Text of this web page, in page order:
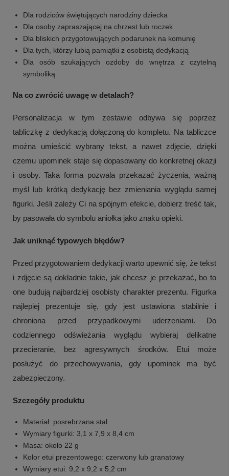
Dla rodziców świętujących narodziny dziecka
Dla osoby zapraszającej na chrzest lub roczek
Dla bliskich przygotowujących podarunek na komunię
Dla tych, którzy lubią pamiątki z osobistą dedykacją
Dla osób szukających ozdoby do wnętrza z czytelną
symboliką
Na co zwrócić uwagę w detalach?
Personalizacja w tym zestawie odbywa się poprzez
tabliczkę z dedykacją dołączoną do kompletu. Na tabliczce
można umieścić wybrany tekst, a nawet zdjęcie, dzięki
czemu upominek staje się dopasowany do konkretnej okazji
i osoby. Taka forma pozwala przekazać życzenia, ważną
myśl lub krótką dedykację bez zmieniania wyglądu samej
figurki. Jeśli zależy Ci na spójnym efekcie, dobierz treść tak,
by pasowała do symbolu aniołka jako znaku opieki.
Jak uniknąć typowych błędów?
Przed przygotowaniem dedykacji warto upewnić się, że tekst
i zdjęcie są dokładnie takie, jak chcesz je przekazać, bo to
one budują najbardziej osobisty charakter prezentu. Figurka
najlepiej prezentuje się, gdy jest ustawiona stabilnie i
chroniona przed przypadkowymi uderzeniami. Do
codziennego odświeżania wyglądu wybieraj delikatne
przecieranie, bez agresywnych środków. Etui może
posłużyć do przechowywania, gdy upominek ma być
zabezpieczony.
Szczegóły produktu
Materiał: posrebrzana stal
Wymiary figurki: 3,1 x 7,9 x 8,4 cm
Masa: około 22 g
Kolor etui prezentowego: czerwony lub granatowy
Wymiary etui: 9,2 x 9,2 x 5,2 cm